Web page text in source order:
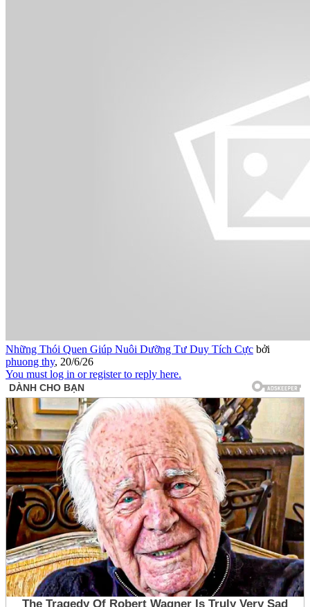
Những Thói Quen Giúp Nuôi Dưỡng Tư Duy Tích Cực bởi
phuong thy, 20/6/26
You must log in or register to reply here.